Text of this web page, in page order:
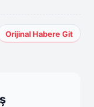
Orijinal Habere Git